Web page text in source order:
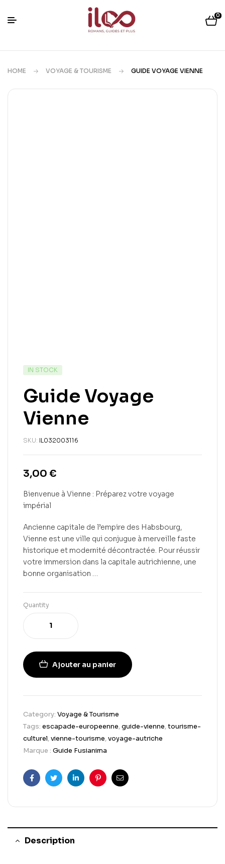
0
HOME VOYAGE & TOURISME GUIDE VOYAGE VIENNE
IN STOCK
Guide Voyage
Vienne
SKU: IL032003116
3,00 €
Bienvenue à Vienne : Préparez votre voyage
impérial
Ancienne capitale de l’empire des Habsbourg,
Vienne est une ville qui conjugue à merveille faste
historique et modernité décontractée. Pour réussir
votre immersion dans la capitale autrichienne, une
bonne organisation …
Quantity
Ajouter au panier
Category: Voyage & Tourisme
Tags: escapade-europeenne,guide-vienne,tourisme-
culturel,vienne-tourisme,voyage-autriche
Marque : Guide Fusianima
FacebookTwitterLinkedinPinterestEmail
Description